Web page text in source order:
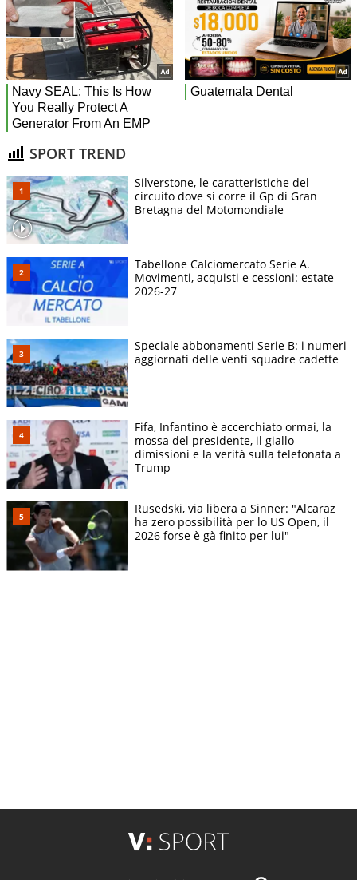
SPORT TREND
Silverstone, le caratteristiche del
circuito dove si corre il Gp di Gran
Bretagna del Motomondiale
Tabellone Calciomercato Serie A.
Movimenti, acquisti e cessioni: estate
2026-27
Speciale abbonamenti Serie B: i numeri
aggiornati delle venti squadre cadette
Fifa, Infantino è accerchiato ormai, la
mossa del presidente, il giallo
dimissioni e la verità sulla telefonata a
Trump
Rusedski, via libera a Sinner: "Alcaraz
ha zero possibilità per lo US Open, il
2026 forse è gà finito per lui"